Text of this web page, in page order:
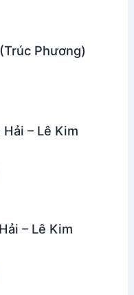
Phương)
– Lê Kim
– Lê Kim